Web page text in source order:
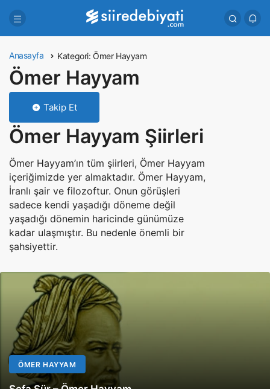
Anasayfa Kategori:Ömer Hayyam
Ömer Hayyam
Takip Et
Ömer Hayyam Şiirleri
Ömer Hayyam’ın tüm şiirleri, Ömer Hayyam
içeriğimizde yer almaktadır. Ömer Hayyam,
İranlı şair ve filozoftur. Onun görüşleri
sadece kendi yaşadığı döneme değil
yaşadığı dönemin haricinde günümüze
kadar ulaşmıştır. Bu nedenle önemli bir
şahsiyettir.
ÖMER HAYYAM